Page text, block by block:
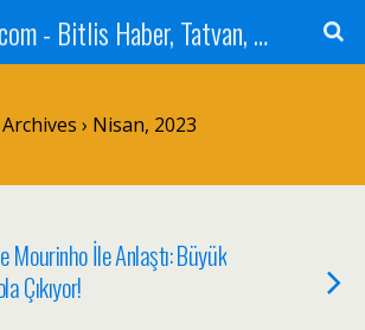
Ajans13.com - Bitlis Haber, Tatvan, Ahlat, Adilcevaz, Mutki, Hizan, Güroymak, Gazete, Ajans, 13, Haber
Archives › Nisan, 2023
Mourinho İle Anlaştı: Büyük
Çıkıyor!